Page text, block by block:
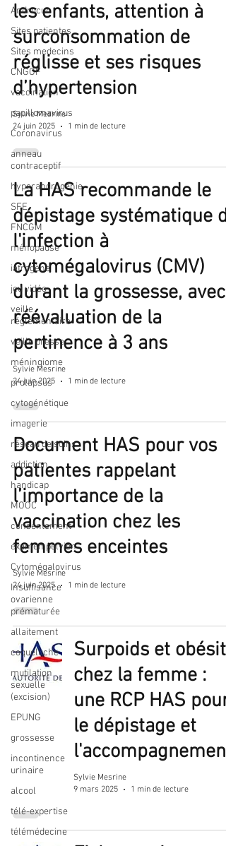
Androcur
Sites patientes
Sites medecins
CNGOF
vaccination
papillomavirus
Coronavirus
anneau
contraceptif
hyperandrogénie
SFE
FNCGM
ménopause
iatrogène
jeu vidéo
veille
réglementaire
veille presse
méningiome
prolapsus
cytogénétique
imagerie
réseau de soins
addiction
handicap
MOOC
consentement
examen pelvien
Cytomégalovirus
Insuffisance
ovarienne
prématurée
allaitement
coqueluche
mutilation
sexuelle
(excision)
EPUNG
grossesse
incontinence
urinaire
alcool
télé-expertise
télémédecine
les enfants, attention à
surconsommation de
réglisse et ses risques
d’hypertension
Sylvie Mesrine
24 juin 2025
1 min de lecture
La HAS recommande le
dépistage systématique de
l'infection à
cytomégalovirus (CMV)
durant la grossesse, avec
réévaluation de la
pertinence à 3 ans
Sylvie Mesrine
24 juin 2025
1 min de lecture
Document HAS pour vos
patientes rappelant
l’importance de la
vaccination chez les
femmes enceintes
Sylvie Mesrine
24 juin 2025
1 min de lecture
Surpoids et obésité
chez la femme :
une RCP HAS pour
le dépistage et
l'accompagnement
Sylvie Mesrine
9 mars 2025
1 min de lecture